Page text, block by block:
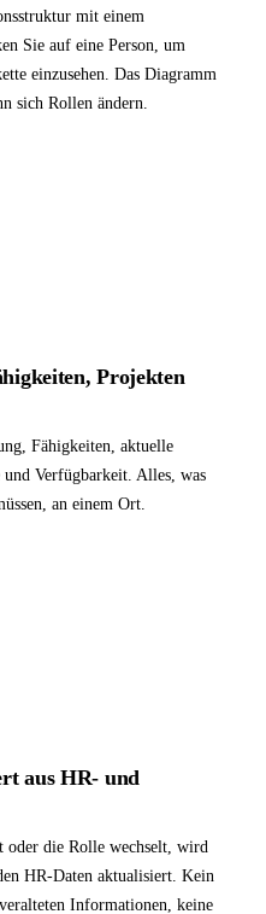
mit einem
Sie auf eine Person, um
einzusehen. Das Diagramm
sich Rollen ändern.
Projekten
Fähigkeiten, aktuelle
Verfügbarkeit. Alles, was
an einem Ort.
aus HR- und
oder die Rolle wechselt, wird
HR-Daten aktualisiert. Kein
Informationen, keine